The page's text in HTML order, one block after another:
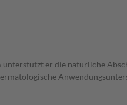
er die natürliche